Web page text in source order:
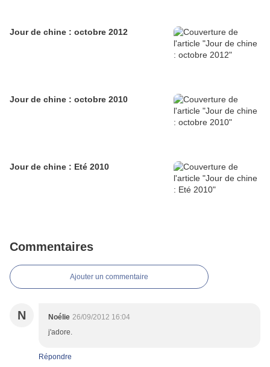
Jour de chine : octobre 2012
Jour de chine : octobre 2010
Jour de chine : Eté 2010
Commentaires
Ajouter un commentaire
N Noélie 26/09/2012 16:04
j'adore.
Répondre